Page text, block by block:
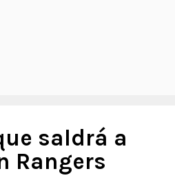
saldrá a
Rangers